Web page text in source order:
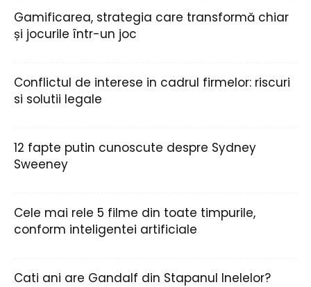
Gamificarea, strategia care transformă chiar
și jocurile într-un joc
Conflictul de interese in cadrul firmelor: riscuri
si solutii legale
12 fapte putin cunoscute despre Sydney
Sweeney
Cele mai rele 5 filme din toate timpurile,
conform inteligentei artificiale
Cati ani are Gandalf din Stapanul Inelelor?